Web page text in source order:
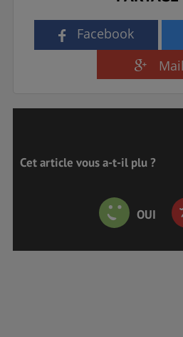
Facebook
Mail
Cet article vous a-t-il plu ?
OUI